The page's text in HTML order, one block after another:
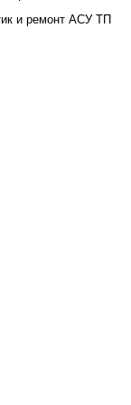
и ремонт АСУ ТП